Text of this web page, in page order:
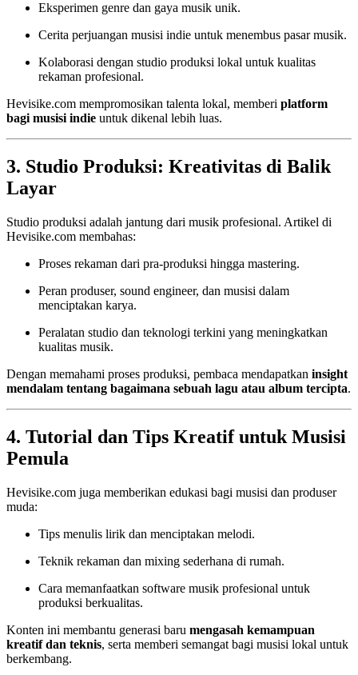
Eksperimen genre dan gaya musik unik.
Cerita perjuangan musisi indie untuk menembus pasar musik.
Kolaborasi dengan studio produksi lokal untuk kualitas
rekaman profesional.
Hevisike.com mempromosikan talenta lokal, memberi platform
bagi musisi indie untuk dikenal lebih luas.
3. Studio Produksi: Kreativitas di Balik
Layar
Studio produksi adalah jantung dari musik profesional. Artikel di
Hevisike.com membahas:
Proses rekaman dari pra-produksi hingga mastering.
Peran produser, sound engineer, dan musisi dalam
menciptakan karya.
Peralatan studio dan teknologi terkini yang meningkatkan
kualitas musik.
Dengan memahami proses produksi, pembaca mendapatkan insight
mendalam tentang bagaimana sebuah lagu atau album tercipta.
4. Tutorial dan Tips Kreatif untuk Musisi
Pemula
Hevisike.com juga memberikan edukasi bagi musisi dan produser
muda:
Tips menulis lirik dan menciptakan melodi.
Teknik rekaman dan mixing sederhana di rumah.
Cara memanfaatkan software musik profesional untuk
produksi berkualitas.
Konten ini membantu generasi baru mengasah kemampuan
kreatif dan teknis, serta memberi semangat bagi musisi lokal untuk
berkembang.